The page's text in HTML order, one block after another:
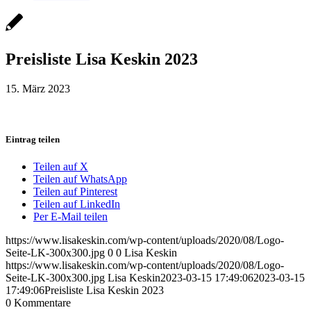
Preisliste Lisa Keskin 2023
15. März 2023
Eintrag teilen
Teilen auf X
Teilen auf WhatsApp
Teilen auf Pinterest
Teilen auf LinkedIn
Per E-Mail teilen
https://www.lisakeskin.com/wp-content/uploads/2020/08/Logo-
Seite-LK-300x300.jpg 0 0 Lisa Keskin
https://www.lisakeskin.com/wp-content/uploads/2020/08/Logo-
Seite-LK-300x300.jpg Lisa Keskin2023-03-15 17:49:062023-03-15
17:49:06Preisliste Lisa Keskin 2023
0 Kommentare